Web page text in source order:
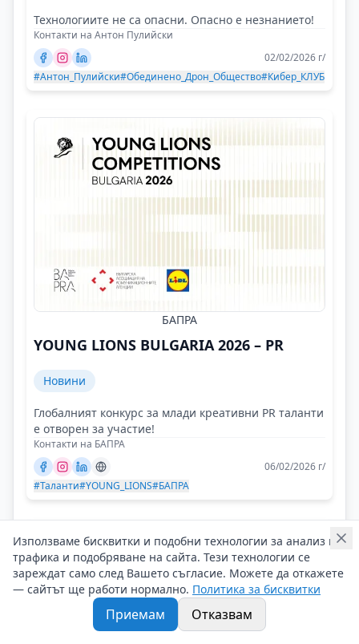
Технологиите не са опасни. Опасно е незнанието!
Контакти на Антон Пулийски
02/02/2026 г/
#Антон_Пулийски#Обединено_Дрон_Общество#Кибер_КЛУБ
БАПРА
YOUNG LIONS BULGARIA 2026 – PR
Новини
Глобалният конкурс за млади креативни PR таланти
е отворен за участие!
Контакти на БАПРА
06/02/2026 г/
#Таланти#YOUNG_LIONS#БАПРА
Използваме бисквитки и подобни технологии за анализ на
трафика и подобряване на сайта. Тези технологии се
зареждат само след Вашето съгласие. Можете да откажете
— сайтът ще работи нормално. Политика за бисквитки
Приемам Отказвам